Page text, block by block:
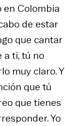
en Colombia
de estar
que cantar
a ti, tú no
muy claro. Y
que tú
que tienes
Yo